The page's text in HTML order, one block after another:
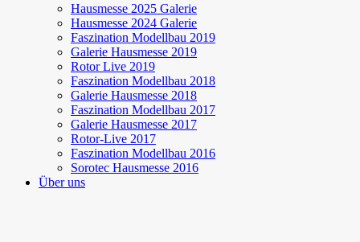
Hausmesse 2025 Galerie
Hausmesse 2024 Galerie
Faszination Modellbau 2019
Galerie Hausmesse 2019
Rotor Live 2019
Faszination Modellbau 2018
Galerie Hausmesse 2018
Faszination Modellbau 2017
Galerie Hausmesse 2017
Rotor-Live 2017
Faszination Modellbau 2016
Sorotec Hausmesse 2016
Über uns